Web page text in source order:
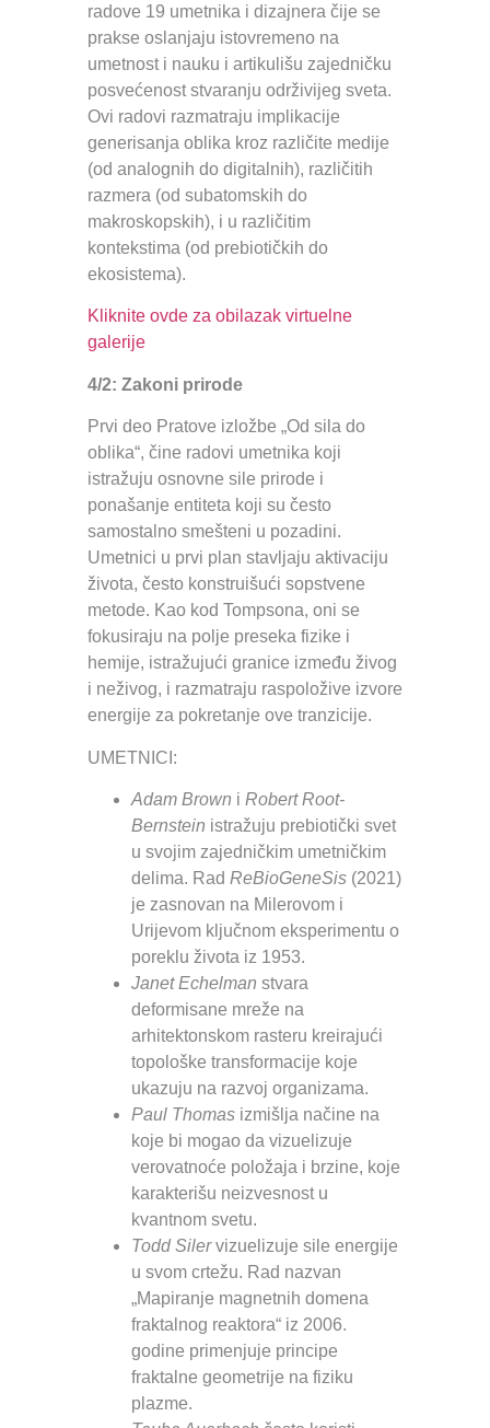
radove 19 umetnika i dizajnera čije se
prakse oslanjaju istovremeno na
umetnost i nauku i artikulišu zajedničku
posvećenost stvaranju održivijeg sveta.
Ovi radovi razmatraju implikacije
generisanja oblika kroz različite medije
(od analognih do digitalnih), različitih
razmera (od subatomskih do
makroskopskih), i u različitim
kontekstima (od prebiotičkih do
ekosistema).
Kliknite ovde za obilazak virtuelne
galerije
4/2: Zakoni prirode
Prvi deo Pratove izložbe „Od sila do
oblika“, čine radovi umetnika koji
istražuju osnovne sile prirode i
ponašanje entiteta koji su često
samostalno smešteni u pozadini.
Umetnici u prvi plan stavljaju aktivaciju
života, često konstruišući sopstvene
metode. Kao kod Tompsona, oni se
fokusiraju na polje preseka fizike i
hemije, istražujući granice između živog
i neživog, i razmatraju raspoložive izvore
energije za pokretanje ove tranzicije.
UMETNICI:
Adam Brown i Robert Root-
Bernstein istražuju prebiotički svet
u svojim zajedničkim umetničkim
delima. Rad ReBioGeneSis (2021)
je zasnovan na Milerovom i
Urijevom ključnom eksperimentu o
poreklu života iz 1953.
Janet Echelman stvara
deformisane mreže na
arhitektonskom rasteru kreirajući
topološke transformacije koje
ukazuju na razvoj organizama.
Paul Thomas izmišlja načine na
koje bi mogao da vizuelizuje
verovatnoće položaja i brzine, koje
karakterišu neizvesnost u
kvantnom svetu.
Todd Silervizuelizuje sile energije
u svom crtežu. Rad nazvan
„Mapiranje magnetnih domena
fraktalnog reaktora“ iz 2006.
godine primenjuje principe
fraktalne geometrije na fiziku
plazme.